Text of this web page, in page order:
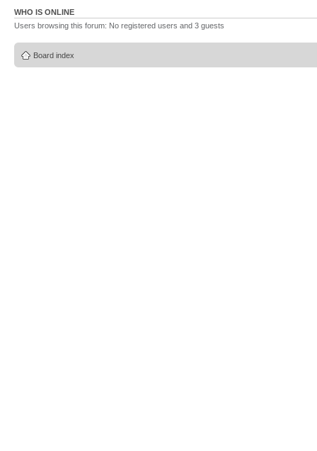
WHO IS ONLINE
Users browsing this forum: No registered users and 3 guests
Board index